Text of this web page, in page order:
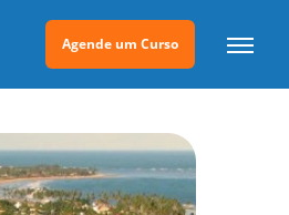
Agende um Curso